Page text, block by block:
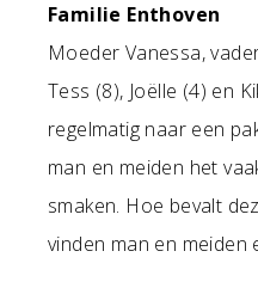
Familie Enthoven
Moeder Vanessa,
Tess (8), Joëlle (4) en
regelmatig naar een
man en meiden het
smaken. Hoe bevalt
vinden man en meiden